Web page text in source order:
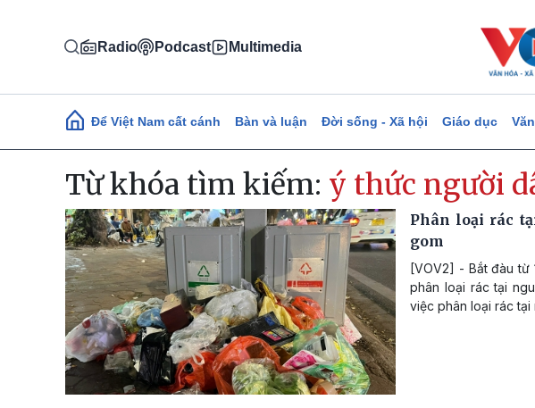
Radio Podcast Multimedia
Main navigation
Để Việt Nam cất cánh Bàn và luận Đời sống - Xã hội Giáo dục
Từ khóa tìm kiếm: ý thức người
Phân loại rác
gom
[VOV2] - Bắt đàu từ
phân loại rác tại
việc phân loại rác